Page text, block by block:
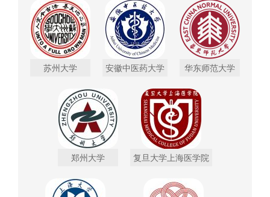
苏州大学 安徽中医药大学 华东师范大学
郑州大学 复旦大学上海医学院